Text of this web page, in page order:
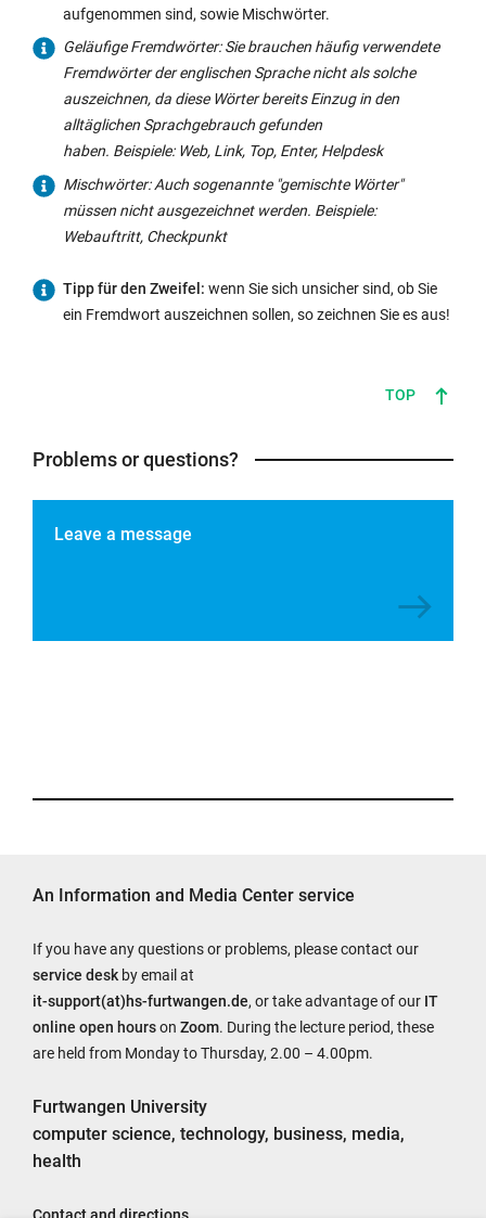
aufgenommen sind, sowie Mischwörter.
Geläufige Fremdwörter: Sie brauchen häufig verwendete
Fremdwörter der englischen Sprache nicht als solche
auszeichnen, da diese Wörter bereits Einzug in den
alltäglichen Sprachgebrauch gefunden
haben. Beispiele: Web, Link, Top, Enter, Helpdesk
Mischwörter: Auch sogenannte "gemischte Wörter"
müssen nicht ausgezeichnet werden. Beispiele:
Webauftritt, Checkpunkt
Tipp für den Zweifel: wenn Sie sich unsicher sind, ob Sie
ein Fremdwort auszeichnen sollen, so zeichnen Sie es aus!
TOP
Problems or questions?
Leave a message
An Information and Media Center service
If you have any questions or problems, please contact our
service desk by email at
it-support(at)hs-furtwangen.de, or take advantage of our IT
online open hourson Zoom. During the lecture period, these
are held from Monday to Thursday, 2.00 – 4.00pm.
Furtwangen University
computer science, technology, business, media,
health
Contact and directions